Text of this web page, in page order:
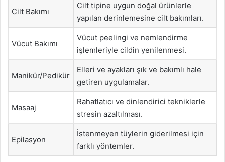
Cilt Bakımı
Cilt tipine uygun doğal ürünlerle
yapılan derinlemesine cilt bakımları.
Vücut Bakımı
Vücut peelingi ve nemlendirme
işlemleriyle cildin yenilenmesi.
Manikür/Pedikür
Elleri ve ayakları şık ve bakımlı hale
getiren uygulamalar.
Masaaj
Rahatlatıcı ve dinlendirici tekniklerle
stresin azaltılması.
Epilasyon
İstenmeyen tüylerin giderilmesi için
farklı yöntemler.